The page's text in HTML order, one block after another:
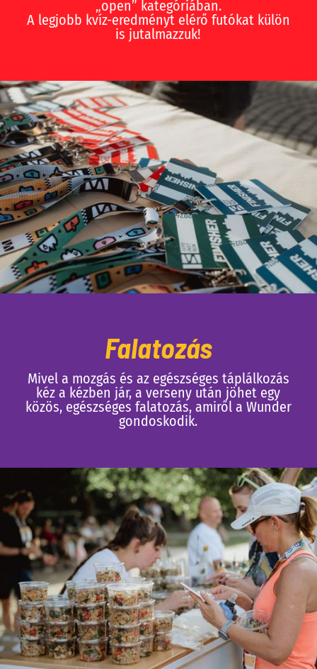
„open” kategóriában.
A legjobb kvíz-eredményt elérő futókat külön
is jutalmazzuk!
Falatozás
Mivel a mozgás és az egészséges táplálkozás
kéz a kézben jár, a verseny után jöhet egy
közös, egészséges falatozás, amiről a Wunder
gondoskodik.